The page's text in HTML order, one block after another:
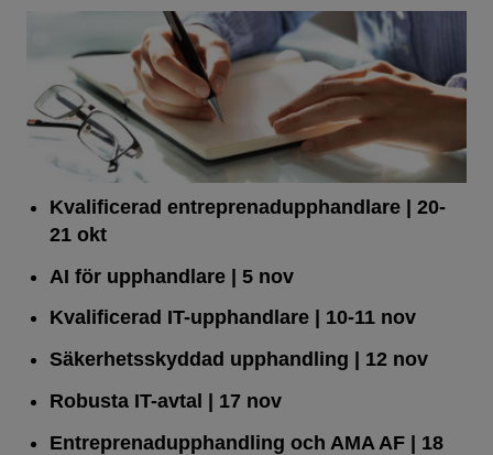
Kvalificerad entreprenad­upphandlare | 20-
21 okt
AI för upphandlare| 5 nov
Kvalificerad IT-upphandlare| 10-11 nov
Säkerhetsskyddad upphandling | 12 nov
Robusta IT-avtal
| 17 nov
Entreprenadupphandling och AMA AF| 18